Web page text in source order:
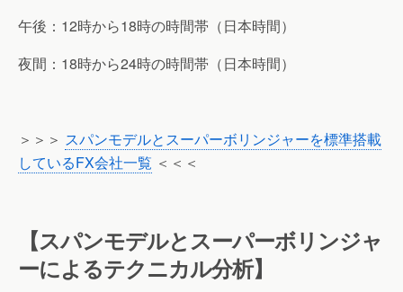
午後：12時から18時の時間帯（日本時間）
夜間：18時から24時の時間帯（日本時間）
＞＞＞ スパンモデルとスーパーボリンジャーを標準搭載
しているFX会社一覧 ＜＜＜
【スパンモデルとスーパーボリンジャ
ーによるテクニカル分析】